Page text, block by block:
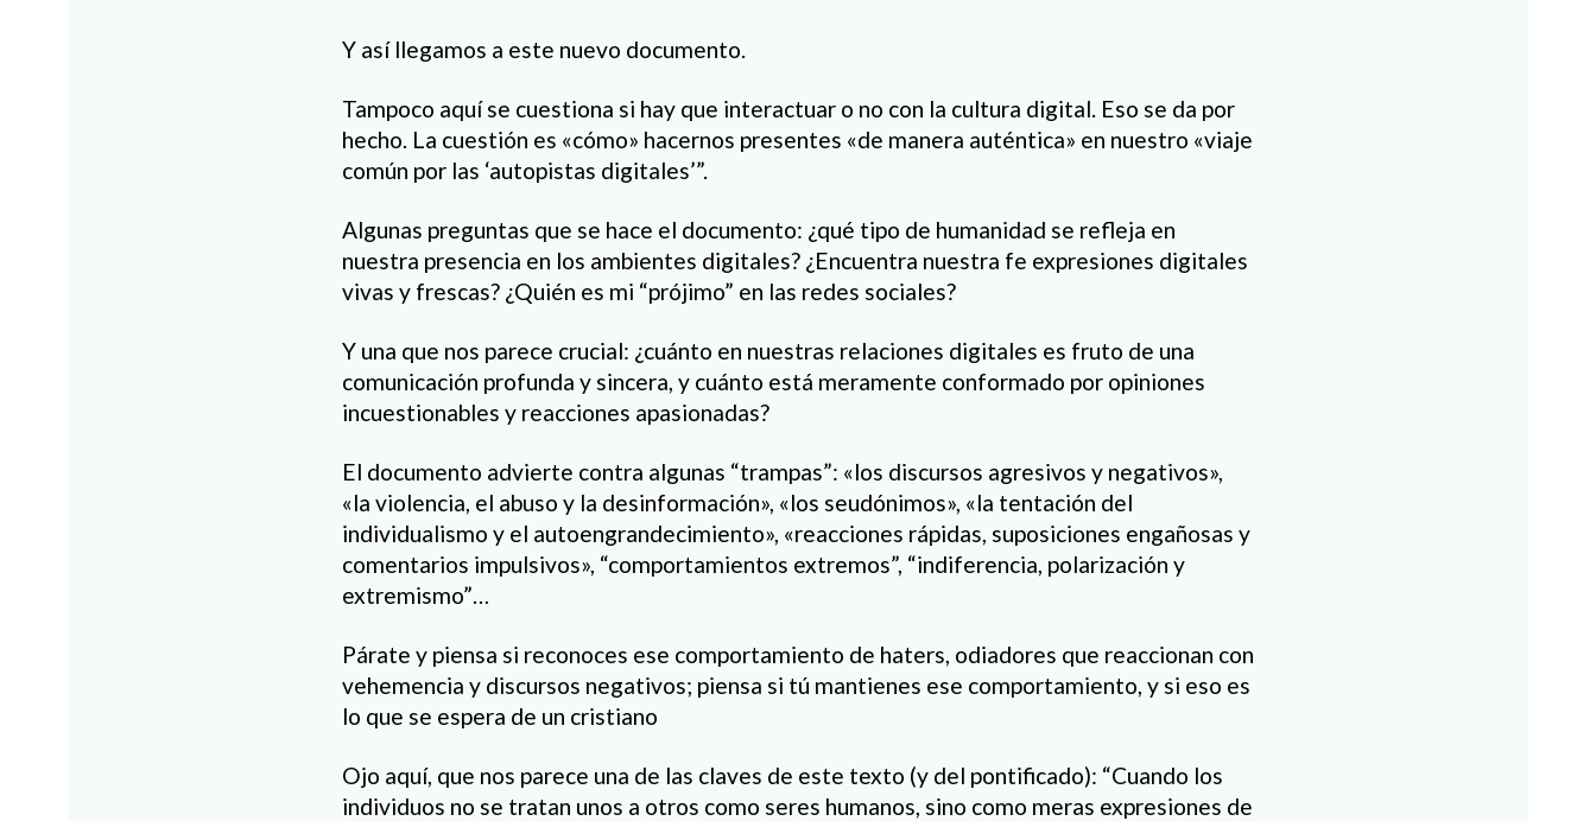
Y así llegamos a este nuevo documento.
Tampoco aquí se cuestiona si hay que interactuar o no con la cultura digital. Eso se da por
hecho. La cuestión es «cómo» hacernos presentes «de manera auténtica» en nuestro «viaje
común por las ‘autopistas digitales’”.
Algunas preguntas que se hace el documento: ¿qué tipo de humanidad se refleja en
nuestra presencia en los ambientes digitales? ¿Encuentra nuestra fe expresiones digitales
vivas y frescas? ¿Quién es mi “prójimo” en las redes sociales?
Y una que nos parece crucial: ¿cuánto en nuestras relaciones digitales es fruto de una
comunicación profunda y sincera, y cuánto está meramente conformado por opiniones
incuestionables y reacciones apasionadas?
El documento advierte contra algunas “trampas”: «los discursos agresivos y negativos»,
«la violencia, el abuso y la desinformación», «los seudónimos», «la tentación del
individualismo y el autoengrandecimiento», «reacciones rápidas, suposiciones engañosas y
comentarios impulsivos», “comportamientos extremos”, “indiferencia, polarización y
extremismo”…
Párate y piensa si reconoces ese comportamiento de haters, odiadores que reaccionan con
vehemencia y discursos negativos; piensa si tú mantienes ese comportamiento, y si eso es
lo que se espera de un cristiano
Ojo aquí, que nos parece una de las claves de este texto (y del pontificado): “Cuando los
individuos no se tratan unos a otros como seres humanos, sino como meras expresiones de